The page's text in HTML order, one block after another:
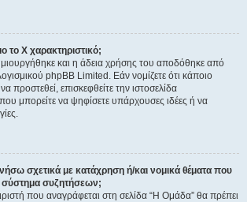
το Χ χαρακτηριστικό;
και η άδεια χρήσης του αποδόθηκε από
phpBB Limited. Εάν νομίζετε ότι κάποιο
προστεθεί, επισκεφθείτε την ιστοσελίδα
μπορείτε να ψηφίσετε υπάρχουσες ιδέες ή να
σχετικά με κατάχρηση ή/και νομικά θέματα που
σύστημα συζητήσεων;
που αναγράφεται στη σελίδα “Η Ομάδα” θα πρέπει